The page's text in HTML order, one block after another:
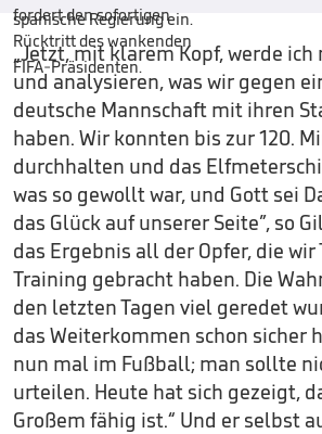
„Jetzt, mit klarem Kopf, werde
und analysieren, was wir gegen
deutsche Mannschaft mit ihren
haben. Wir konnten bis zur 120.
durchhalten und das
was so gewollt war, und Gott sei
das Glück auf unserer Seite”, so
das Ergebnis all der Opfer, die wir
Training gebracht haben. Die
den letzten Tagen viel geredet
das Weiterkommen schon sicher
nun mal im Fußball; man sollte
urteilen. Heute hat sich gezeigt,
Großem fähig ist.“ Und er selbst